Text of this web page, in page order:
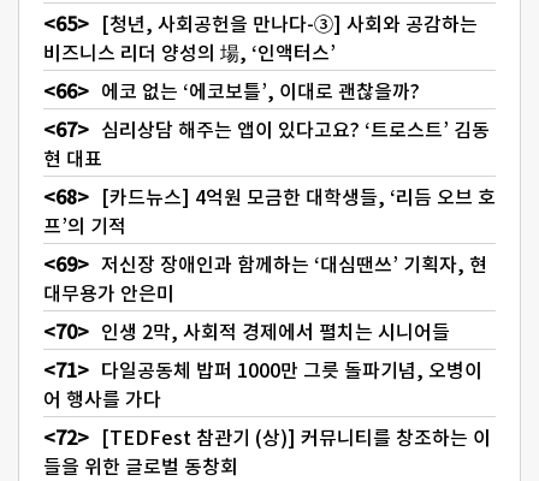
[청년, 사회공헌을 만나다-③] 사회와 공감하는
비즈니스 리더 양성의 場, ‘인액터스’
에코 없는 ‘에코보틀’, 이대로 괜찮을까?
심리상담 해주는 앱이 있다고요? ‘트로스트’ 김동
현 대표
[카드뉴스] 4억원 모금한 대학생들, ‘리듬 오브 호
프’의 기적
저신장 장애인과 함께하는 ‘대심땐쓰’ 기획자, 현
대무용가 안은미
인생 2막, 사회적 경제에서 펼치는 시니어들
다일공동체 밥퍼 1000만 그릇 돌파기념, 오병이
어 행사를 가다
[TEDFest 참관기 (상)] 커뮤니티를 창조하는 이
들을 위한 글로벌 동창회